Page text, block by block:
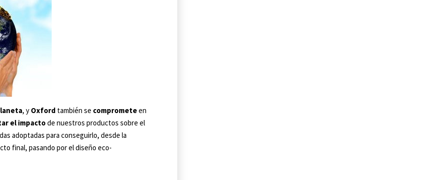
, y Oxford también se comprometeen
el impactode nuestros productos sobre el
adoptadas para conseguirlo, desde la
final, pasando por el diseño eco-